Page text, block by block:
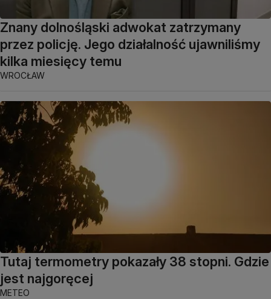
Znany dolnośląski adwokat zatrzymany
przez policję. Jego działalność ujawniliśmy
kilka miesięcy temu
WROCŁAW
Tutaj termometry pokazały 38 stopni. Gdzie
jest najgoręcej
METEO